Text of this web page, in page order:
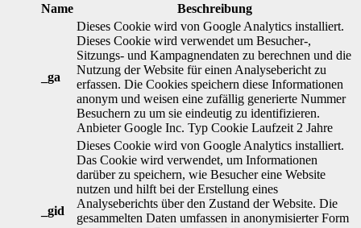
Name
Beschreibung
_ga
Dieses Cookie wird von Google Analytics installiert.
Dieses Cookie wird verwendet um Besucher-,
Sitzungs- und Kampagnendaten zu berechnen und die
Nutzung der Website für einen Analysebericht zu
erfassen. Die Cookies speichern diese Informationen
anonym und weisen eine zufällig generierte Nummer
Besuchern zu um sie eindeutig zu identifizieren.
Anbieter Google Inc. Typ Cookie Laufzeit 2 Jahre
_gid
Dieses Cookie wird von Google Analytics installiert.
Das Cookie wird verwendet, um Informationen
darüber zu speichern, wie Besucher eine Website
nutzen und hilft bei der Erstellung eines
Analyseberichts über den Zustand der Website. Die
gesammelten Daten umfassen in anonymisierter Form